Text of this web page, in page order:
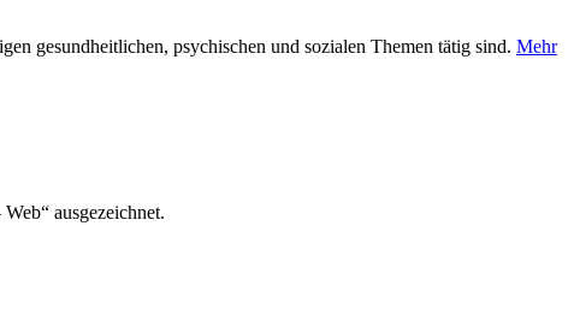
gesundheitlichen, psychischen und sozialen Themen tätig sind. Mehr
ausgezeichnet.